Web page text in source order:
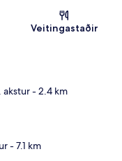
Veitingastaðir
akstur- 2.4 km
- 7.1 km